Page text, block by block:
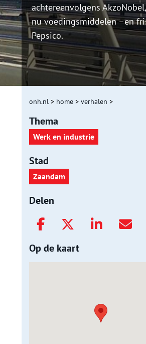
achtereenvolgens
nu voedingsmiddelen –en
Pepsico.
onh.nl > home > verhalen >
Thema
Werk en industrie
Stad
Zaandam
Delen
Op de kaart